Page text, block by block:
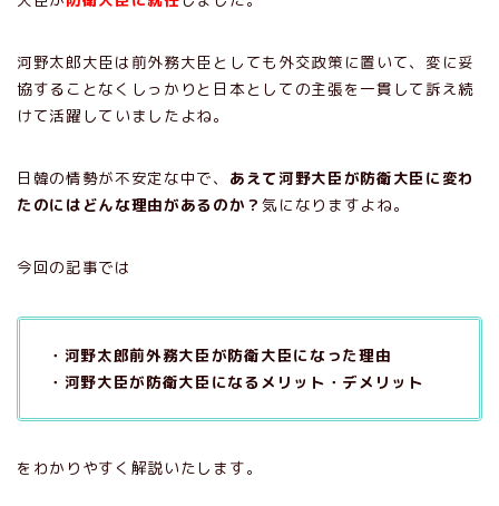
河野太郎大臣は前外務大臣としても外交政策に置いて、変に妥
協することなくしっかりと日本としての主張を一貫して訴え続
けて活躍していましたよね。
日韓の情勢が不安定な中で、 あえて河野大臣が防衛大臣に変わ
たのにはどんな理由があるのか？気になりますよね。
今回の記事では
・河野太郎前外務大臣が防衛大臣になった理由
・河野大臣が防衛大臣になるメリット・デメリット
をわかりやすく解説いたします。